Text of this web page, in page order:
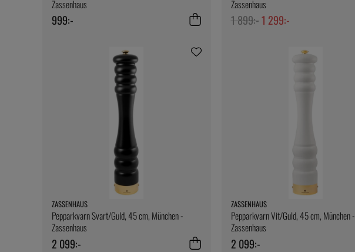
Zassenhaus
999:-
Zassenhaus
1 899:-1 299:-
ZASSENHAUS
Pepparkvarn Svart/Guld, 45 cm, München -
Zassenhaus
2 099:-
ZASSENHAUS
Pepparkvarn Vit/Guld, 45 cm, München -
Zassenhaus
2 099:-